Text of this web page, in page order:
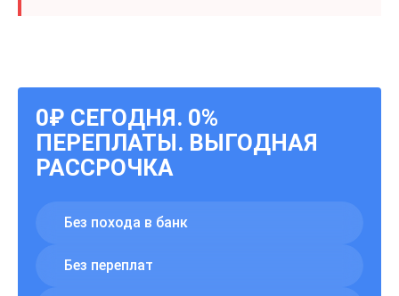
0₽ СЕГОДНЯ. 0%
ПЕРЕПЛАТЫ. ВЫГОДНАЯ
РАССРОЧКА
Без похода в банк
Без переплат